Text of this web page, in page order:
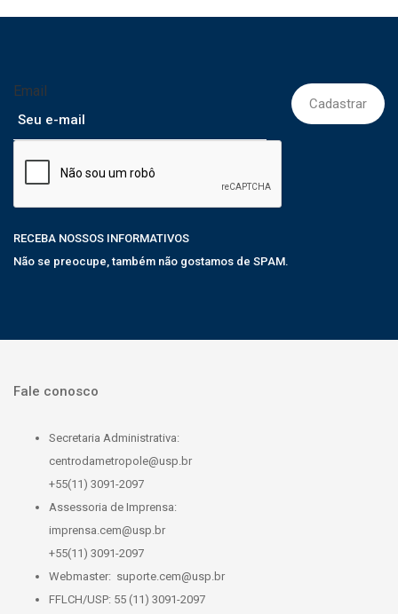
Email
RECEBA NOSSOS INFORMATIVOS
Não se preocupe, também não gostamos de SPAM.
Fale conosco
Secretaria Administrativa:
centrodametropole@usp.br
+55(11) 3091-2097
Assessoria de Imprensa:
imprensa.cem@usp.br
+55(11) 3091-2097
Webmaster: suporte.cem@usp.br
FFLCH/USP: 55 (11) 3091-2097